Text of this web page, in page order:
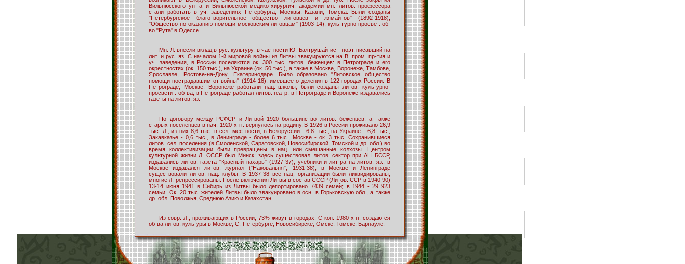
Вильнюсского ун-та и Вильнюсской медико-хирургич. академии мн. литов. профессора
стали работать в уч. заведениях Петербурга, Москвы, Казани, Томска. Были созданы
"Петербургское благотворительное общество литовцев и жямайтов" (1892-1918),
"Общество по оказанию помощи московским литовцам" (1903-14), куль-турно-просвет. об-
во "Рута" в Одессе.
Мн. Л. внесли вклад в рус. культуру, в частности Ю. Балтрушайтис - поэт, писавший на
лит. и рус. яз. С началом 1-й мировой войны из Литвы эвакуируются на В. пром. пр-тия и
уч. заведения, в России поселяются ок. 300 тыс. литов. беженцев: в Петрограде и его
окрестностях (ок. 150 тыс.), на Украине (ок. 50 тыс.), а также в Москве, Воронеже, Тамбове,
Ярославле, Ростове-на-Дону, Екатеринодаре. Было образовано "Литовское общество
помощи пострадавшим от войны" (1914-18), имевшее отделения в 122 городах России. В
Петрограде, Москве. Воронеже работали нац. школы, были созданы литов. культурно-
просветит. об-ва, в Петрограде работал литов. геатр, в Петрограде и Воронеже издавались
газеты на литов. яз.
По договору между РСФСР и Литвой 1920 большинство литов. беженцев, а также
старых поселенцев в нач. 1920-х гг. вернулось на родину. В 1926 в России проживало 26,9
тыс. Л., из них 8,6 тыс. в сел. местности, в Белоруссии - 6,8 тыс., на Украине - 6,8 тыс.,
Закавказье - 0,6 тыс., в Ленинграде - более 6 тыс., Москве - ок. 3 тыс. Сохранившиеся
литов. сел. поселения (в Смоленской, Саратовской, Новосибирской, Томской и др. обл.) во
время коллективизации были превращены в нац. или смешанные колхозы. Центром
культурной жизни Л. СССР был Минск: здесь существовал литов. сектор при АН БССР,
издавались литов. газета "Красный пахарь" (1927-37), учебники и лит-ра на литов. яз.; в
Москве издавался литов. журнал ("Наковальня", 1931-38), в Москве и Ленинграде
существовали литов. нац. клубы. В 1937-38 все нац. организации были ликвидированы,
многие Л. репрессированы. После включения Литвы в состав СССР (Литов. ССР в 1940-90)
13-14 июня 1941 в Сибирь из Литвы было депортировано 7439 семей; в 1944 - 29 923
семьи. Ок. 20 тыс. жителей Литвы было эвакуировано в осн. в Горьковскую обл., а также
др. обл. Поволжья, Среднюю Азию и Казахстан.
Из совр. Л., проживающих в России, 73% живут в городах. С кон. 1980-х гг. создаются
об-ва литов. культуры в Москве, С.-Петербурге, Новосибирске, Омске, Томске, Барнауле.